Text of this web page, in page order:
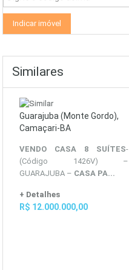
Similares
Guarajuba (Monte Gordo),
Camaçari-BA
VENDO CASA 8 SUÍTES-
(Código 1426V) –
GUARAJUBA – CASA PA...
+ Detalhes
R$ 12.000.000,00